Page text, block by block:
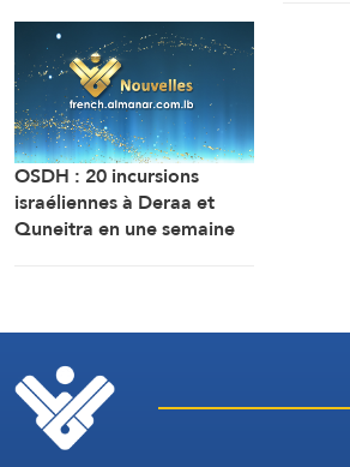
OSDH : 20 incursions
israéliennes à Deraa et
Quneitra en une semaine